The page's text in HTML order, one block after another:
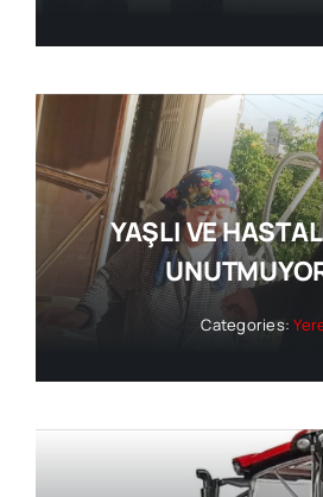
YAŞLI VE
Categories: